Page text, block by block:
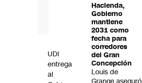
Hacienda,
Gobierno
mantiene
2031 como
fecha para
corredores
del Gran
Concepción
Louis de
Grange aseguró
UDI
entrega
al